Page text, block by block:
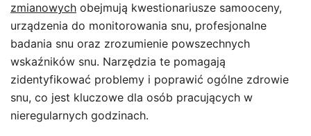
zmianowych obejmują kwestionariusze samooceny,
urządzenia do monitorowania snu, profesjonalne
badania snu oraz zrozumienie powszechnych
wskaźników snu. Narzędzia te pomagają
zidentyfikować problemy i poprawić ogólne zdrowie
snu, co jest kluczowe dla osób pracujących w
nieregularnych godzinach.